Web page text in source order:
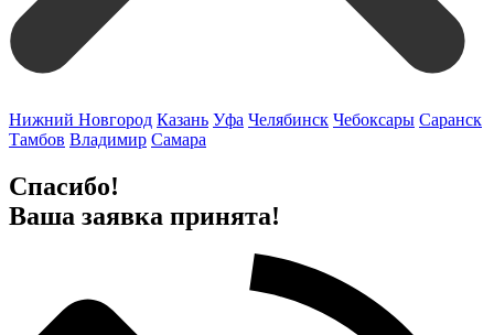
Нижний Новгород Казань Уфа Челябинск Чебоксары Саранск
Тамбов Владимир Самара
Спасибо!
Ваша заявка принята!